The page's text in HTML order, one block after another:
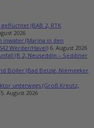
(BAB 2, RTK
2026
(Marina in den
Werder/Havel) 6. August 2026
(B 2, Neuseddin – Seddiner
Böller (Bad Belzig, Niemegker
unterwegs (Groß Kreutz,
5. August 2026